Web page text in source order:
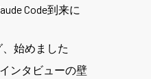
Code到来に
始めました
ンタビューの壁